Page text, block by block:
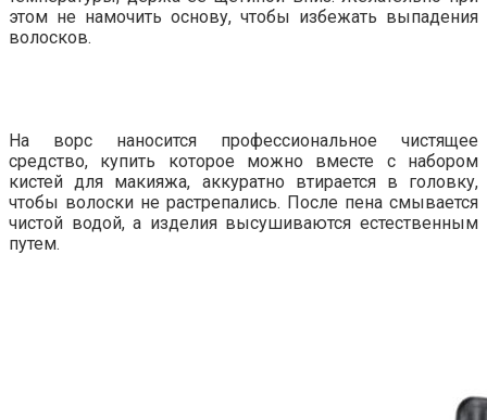
этом не намочить основу, чтобы избежать выпадения
волосков.
На ворс наносится профессиональное чистящее
средство, купить которое можно вместе с набором
кистей для макияжа, аккуратно втирается в головку,
чтобы волоски не растрепались. После пена смывается
чистой водой, а изделия высушиваются естественным
путем.